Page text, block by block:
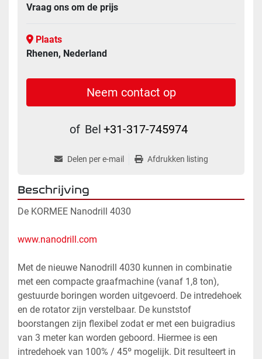
Vraag ons om de prijs
Plaats
Rhenen, Nederland
Neem contact op
of Bel +31-317-745974
Delen per e-mail Afdrukken listing
Beschrijving
De KORMEE Nanodrill 4030
www.nanodrill.com
Met de nieuwe Nanodrill 4030 kunnen in combinatie
met een compacte graafmachine (vanaf 1,8 ton),
gestuurde boringen worden uitgevoerd. De intredehoek
en de rotator zijn verstelbaar. De kunststof
boorstangen zijn flexibel zodat er met een buigradius
van 3 meter kan worden geboord. Hiermee is een
intredehoek van 100% / 45º mogelijk. Dit resulteert in